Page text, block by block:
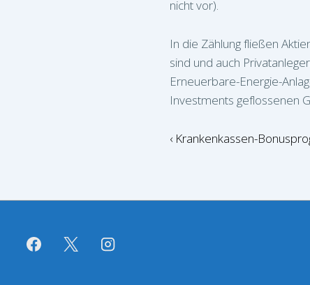
nicht vor).
In die Zählung fließen
sind und auch
Erneuerbare-Energie-
Investments geflossenen
Vorheriger
‹ Krankenkassen-